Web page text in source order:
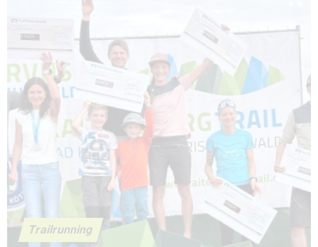
Trailrunning